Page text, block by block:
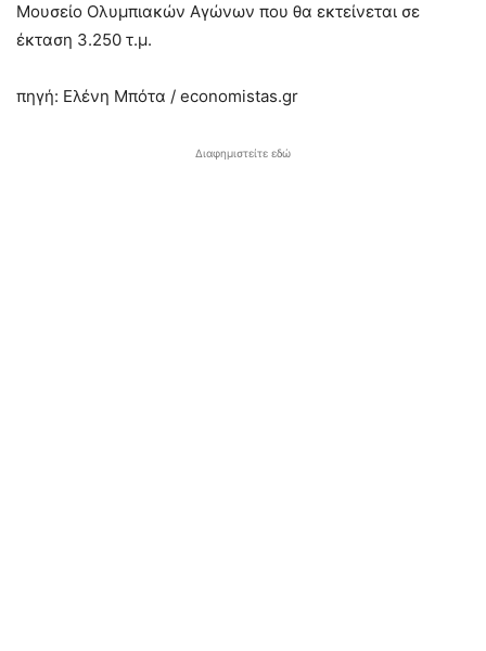
Μουσείο Ολυμπιακών Αγώνων που θα εκτείνεται σε
έκταση 3.250 τ.μ.
πηγή: Ελένη Μπότα / economistas.gr
Διαφημιστείτε εδώ